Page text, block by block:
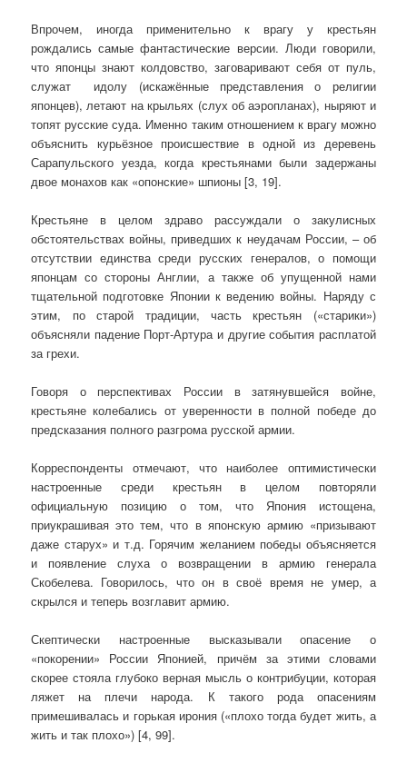
Впрочем, иногда применительно к врагу у крестьян
рождались самые фантастические версии. Люди говорили,
что японцы знают колдовство, заговаривают себя от пуль,
служат идолу (искажённые представления о религии
японцев), летают на крыльях (слух об аэропланах), ныряют и
топят русские суда. Именно таким отношением к врагу можно
объяснить курьёзное происшествие в одной из деревень
Сарапульского уезда, когда крестьянами были задержаны
двое монахов как «опонские» шпионы [3, 19].
Крестьяне в целом здраво рассуждали о закулисных
обстоятельствах войны, приведших к неудачам России, – об
отсутствии единства среди русских генералов, о помощи
японцам со стороны Англии, а также об упущенной нами
тщательной подготовке Японии к ведению войны. Наряду с
этим, по старой традиции, часть крестьян («старики»)
объясняли падение Порт-Артура и другие события расплатой
за грехи.
Говоря о перспективах России в затянувшейся войне,
крестьяне колебались от уверенности в полной победе до
предсказания полного разгрома русской армии.
Корреспонденты отмечают, что наиболее оптимистически
настроенные среди крестьян в целом повторяли
официальную позицию о том, что Япония истощена,
приукрашивая это тем, что в японскую армию «призывают
даже старух» и т.д. Горячим желанием победы объясняется
и появление слуха о возвращении в армию генерала
Скобелева. Говорилось, что он в своё время не умер, а
скрылся и теперь возглавит армию.
Скептически настроенные высказывали опасение о
«покорении» России Японией, причём за этими словами
скорее стояла глубоко верная мысль о контрибуции, которая
ляжет на плечи народа. К такого рода опасениям
примешивалась и горькая ирония («плохо тогда будет жить, а
жить и так плохо») [4, 99].